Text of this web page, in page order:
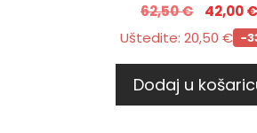
62,50€ 42,00€
Uštedite: 20,50 € -
Dodaj u